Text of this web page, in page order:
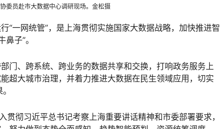
委员赴市大数据中心调研现场。金松摄
“一网统管”，是上海贯彻实施国家大数据战略，加快推进智
子”。
门、跨系统、跨业务的数据共享和交换，打响政务服务上
超大城市治理，并着力推进大数据在民生领域应用，切实
贯彻习近平总书记考察上海重要讲话精神和市委部署要求，